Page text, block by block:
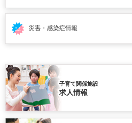
災害・感染症情報
子育て関係施設
求人情報